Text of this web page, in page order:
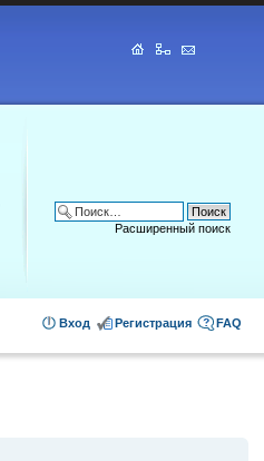
Расширенный поиск
FAQ
Регистрация
Вход